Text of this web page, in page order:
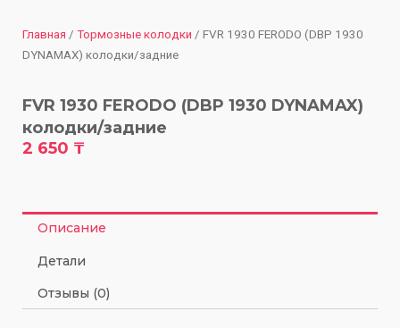
Главная / Тормозные колодки / FVR 1930 FERODO (DBP 1930
DYNAMAX) колодки/задние
FVR 1930 FERODO (DBP 1930 DYNAMAX)
колодки/задние
2 650 ₸
Описание
Детали
Отзывы (0)